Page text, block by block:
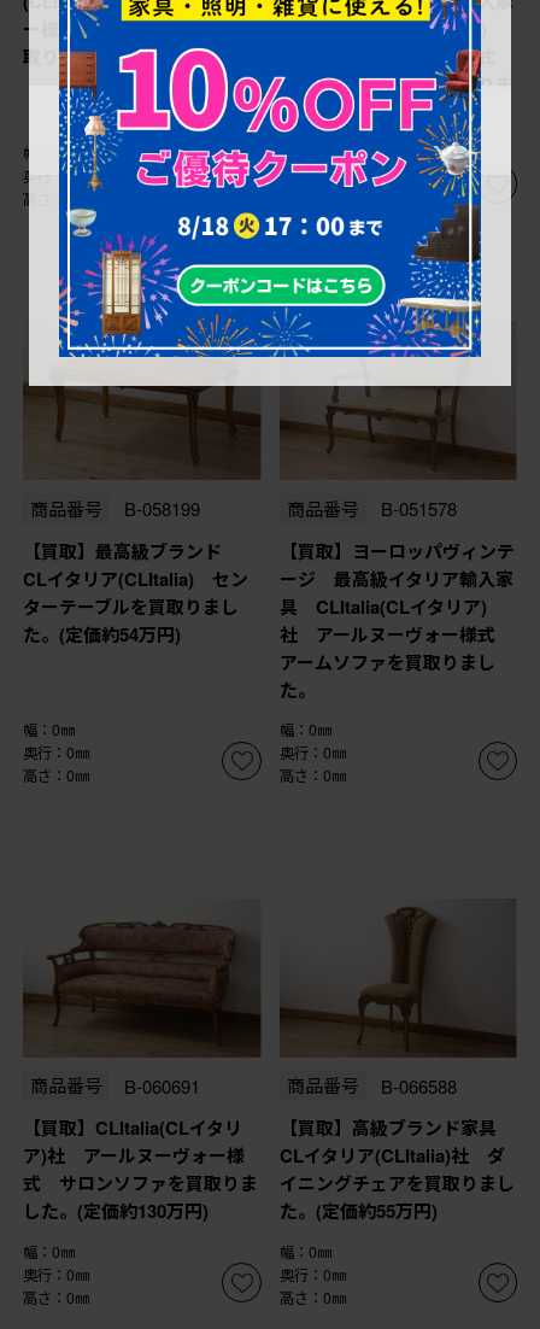
ー様式 1人掛けソファを買
取りました。
幅：0㎜
奥行：0㎜
高さ：0㎜
具 CLItalia(CLイタリア)
社 アールヌーヴォー様式
センターテーブルを買取りま
した。
幅：0㎜
奥行：0㎜
商品番号 B-058199
【買取】最高級ブランド
CLイタリア(CLItalia) セン
ターテーブルを買取りまし
た。(定価約54万円)
幅：0㎜
奥行：0㎜
高さ：0㎜
商品番号 B-051578
【買取】ヨーロッパヴィンテ
ージ 最高級イタリア輸入家
具 CLItalia(CLイタリア)
社 アールヌーヴォー様式
アームソファを買取りまし
た。
幅：0㎜
奥行：0㎜
高さ：0㎜
商品番号 B-060691
【買取】CLItalia(CLイタリ
ア)社 アールヌーヴォー様
式 サロンソファを買取りま
した。(定価約130万円)
幅：0㎜
奥行：0㎜
高さ：0㎜
商品番号 B-066588
【買取】高級ブランド家具
CLイタリア(CLItalia)社 ダ
イニングチェアを買取りまし
た。(定価約55万円)
幅：0㎜
奥行：0㎜
高さ：0㎜